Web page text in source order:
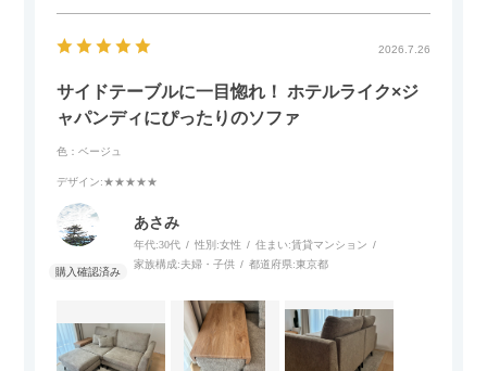
2026.7.26
サイドテーブルに一目惚れ！ ホテルライク×ジ
ャパンディにぴったりのソファ
色：ベージュ
デザイン:★★★★★
あさみ
年代:30代 性別:女性 住まい:賃貸マンション
家族構成:夫婦・子供 都道府県:東京都